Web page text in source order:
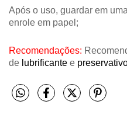
Após o uso, guardar em
enrole em papel;
Recomendações:
de lubrificante e